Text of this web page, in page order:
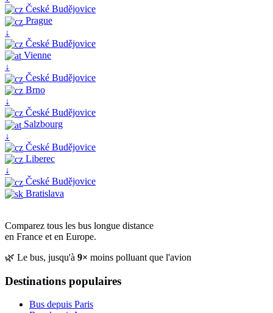
České Budějovice
Prague
↓
České Budějovice
Vienne
↓
České Budějovice
Brno
↓
České Budějovice
Salzbourg
↓
České Budějovice
Liberec
↓
České Budějovice
Bratislava
Comparez tous les bus longue distance
en France et en Europe.
🌿 Le bus, jusqu'à 9× moins polluant que l'avion
Destinations populaires
Bus depuis Paris